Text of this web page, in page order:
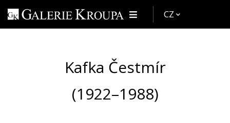
CZ
Kafka Čestmír
(1922–1988)